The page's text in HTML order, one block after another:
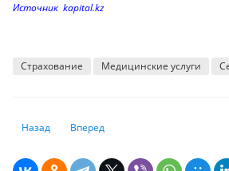
Источник kapital.kz
Страхование Медицинские услуги
Предыдущий: Россиян предупредили о
Назад Следующий: Куда жаловаться
Вперед